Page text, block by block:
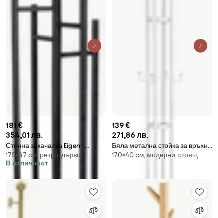
181 €
354,01 лв.
Стенна закачалка Eigen -
Woodman
175×47 cм, ретро, дърво
В наличност
139 €
271,86 лв.
Бяла метална стойка за връхни
дрехи ø 40x170 cm Jessy –
170×40 cм, модерни, стоящ